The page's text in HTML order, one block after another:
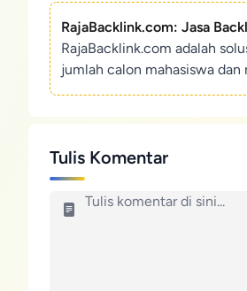
RajaBacklink.com: Jasa
RajaBacklink.com adalah
jumlah calon mahasiswa
Tulis Komentar